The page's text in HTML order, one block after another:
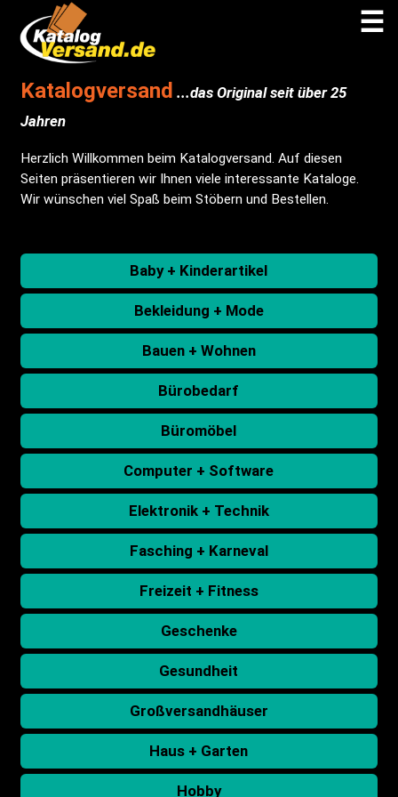
☰
Katalogversand ...das Original seit über 25
Jahren
Herzlich Willkommen beim Katalogversand. Auf diesen
Seiten präsentieren wir Ihnen viele interessante Kataloge.
Wir wünschen viel Spaß beim Stöbern und Bestellen.
Baby + Kinderartikel
Bekleidung + Mode
Bauen + Wohnen
Bürobedarf
Büromöbel
Computer + Software
Elektronik + Technik
Fasching + Karneval
Freizeit + Fitness
Geschenke
Gesundheit
Großversandhäuser
Haus + Garten
Hobby